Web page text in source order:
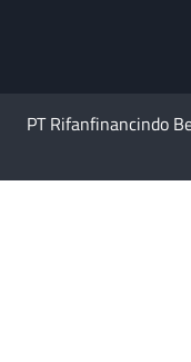
PT Rifanfinancindo